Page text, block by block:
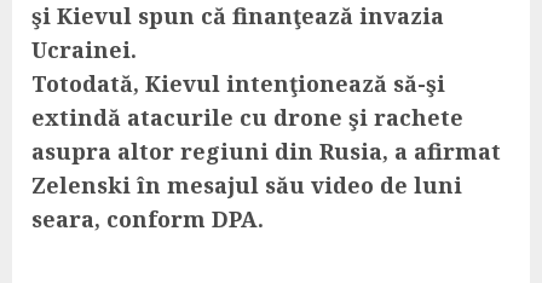
şi Kievul spun că finanţează invazia
Ucrainei.
Totodată, Kievul intenţionează să-şi
extindă atacurile cu drone şi rachete
asupra altor regiuni din Rusia, a afirmat
Zelenski în mesajul său video de luni
seara, conform DPA.